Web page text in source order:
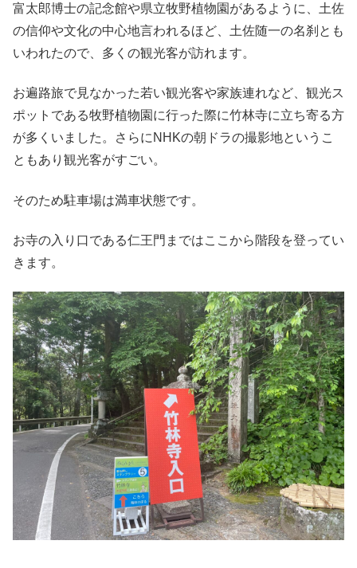
富太郎博士の記念館や県立牧野植物園があるように、土佐
の信仰や文化の中心地言われるほど、土佐随一の名刹とも
いわれたので、多くの観光客が訪れます。
お遍路旅で見なかった若い観光客や家族連れなど、観光ス
ポットである牧野植物園に行った際に竹林寺に立ち寄る方
が多くいました。さらにNHKの朝ドラの撮影地というこ
ともあり観光客がすごい。
そのため駐車場は満車状態です。
お寺の入り口である仁王門まではここから階段を登ってい
きます。